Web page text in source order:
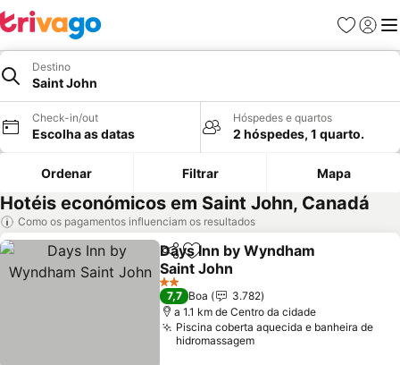
Favoritos
Iniciar
Destino
Saint John
Check-in/out
Escolha as datas
Hóspedes e quartos
2 hóspedes, 1 quarto.
Ordenar Filtrar Mapa
Hotéis económicos em Saint John, Canadá
Como os pagamentos influenciam os resultados
PartilharAdicionar aos favoritos
Days Inn by Wyndham
Saint John
2 Estrelas
7,7 Boa
3.782
a 1.1 km de Centro da cidade
Piscina coberta aquecida e banheira de
hidromassagem